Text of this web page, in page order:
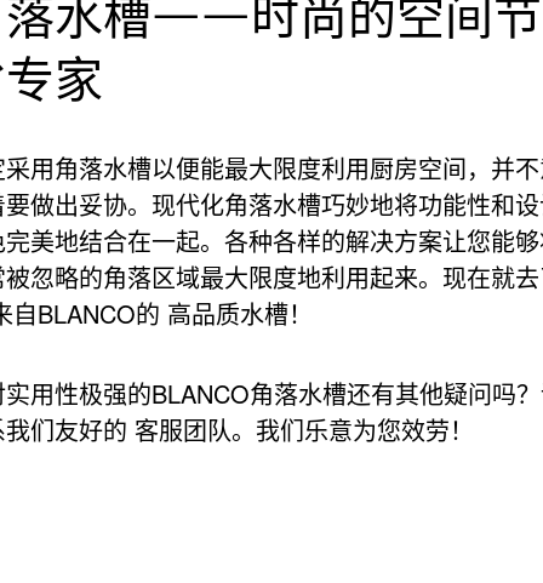
水槽——时尚的空间节
家
用角落水槽以便能最大限度利用厨房空间，并
做出妥协。现代化角落水槽巧妙地将功能性和
美地结合在一起。各种各样的解决方案让您能
忽略的角落区域最大限度地利用起来。现在就
自BLANCO的 高品质水槽！
用性极强的BLANCO角落水槽还有其他疑问吗
们友好的 客服团队。我们乐意为您效劳！